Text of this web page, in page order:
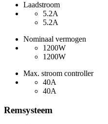
Laadstroom
5.2A
5.2A
Nominaal vermogen
1200W
1200W
Max. stroom controller
40A
40A
Remsysteem